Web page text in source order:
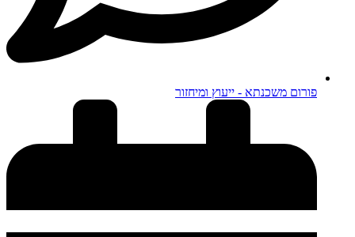
פורום משכנתא - ייעוץ ומיחזור